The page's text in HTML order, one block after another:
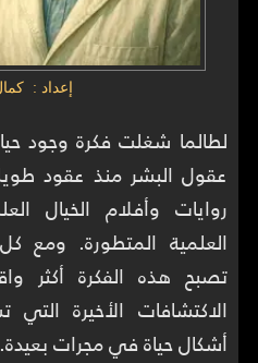
إعداد :
لطالما شغلت فكرة وجود
عقول البشر منذ عقود
روايات وأفلام الخيال
العلمية المتطورة. ومع
تصبح هذه الفكرة أكثر
الاكتشافات الأخيرة
أشكال حياة في مجرات بعيدة.